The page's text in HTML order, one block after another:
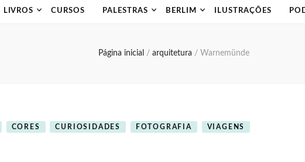
LIVROS CURSOS PALESTRAS BERLIM ILUSTRAÇÕES
Página inicial / arquitetura / Warnemünde
CORES CURIOSIDADES FOTOGRAFIA VIAGENS